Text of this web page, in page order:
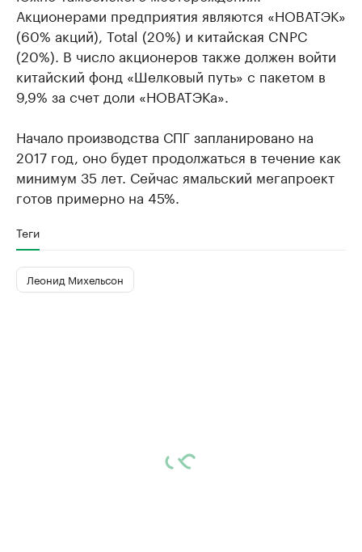
Акционерами предприятия являются «НОВАТЭК»
(60% акций), Total (20%) и китайская CNPC
(20%). В число акционеров также должен войти
китайский фонд «Шелковый путь» с пакетом в
9,9% за счет доли «НОВАТЭКа».
Начало производства СПГ запланировано на
2017 год, оно будет продолжаться в течение как
минимум 35 лет. Сейчас ямальский мегапроект
готов примерно на 45%.
Теги
Леонид Михельсон